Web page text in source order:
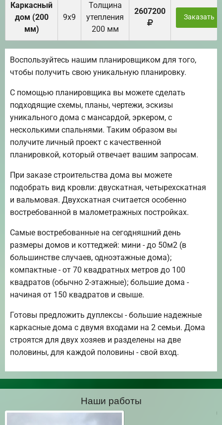
Каркасный
дом (200
мм)
9х9
Толщина
утепления
200 мм
2607200
Заказать
Воспользуйтесь нашим планировщиком для того,
чтобы получить свою уникальную планировку.
С помощью планировщика вы можете сделать
подходящие схемы, планы, чертежи, эскизы
уникального дома с мансардой, эркером, с
несколькими спальнями. Таким образом вы
получите личный проект с качественной
планировкой, который отвечает вашим запросам.
При заказе строительства дома вы можете
подобрать вид кровли: двускатная, четырехскатная
и вальмовая. Двухскатная считается особенно
востребованной в малометражных постройках.
Самые востребованные на сегодняшний день
размеры домов и коттеджей: мини - до 50м2 (в
большинстве случаев, одноэтажные дома);
компактные - от 70 квадратных метров до 100
квадратов (обычно 2-этажные); большие дома -
начиная от 150 квадратов и свыше.
Готовы предложить дуплексы - большие надежные
каркасные дома с двумя входами на 2 семьи. Дома
строятся для двух хозяев и разделены на две
половины, для каждой половины - свой вход.
Наши работы